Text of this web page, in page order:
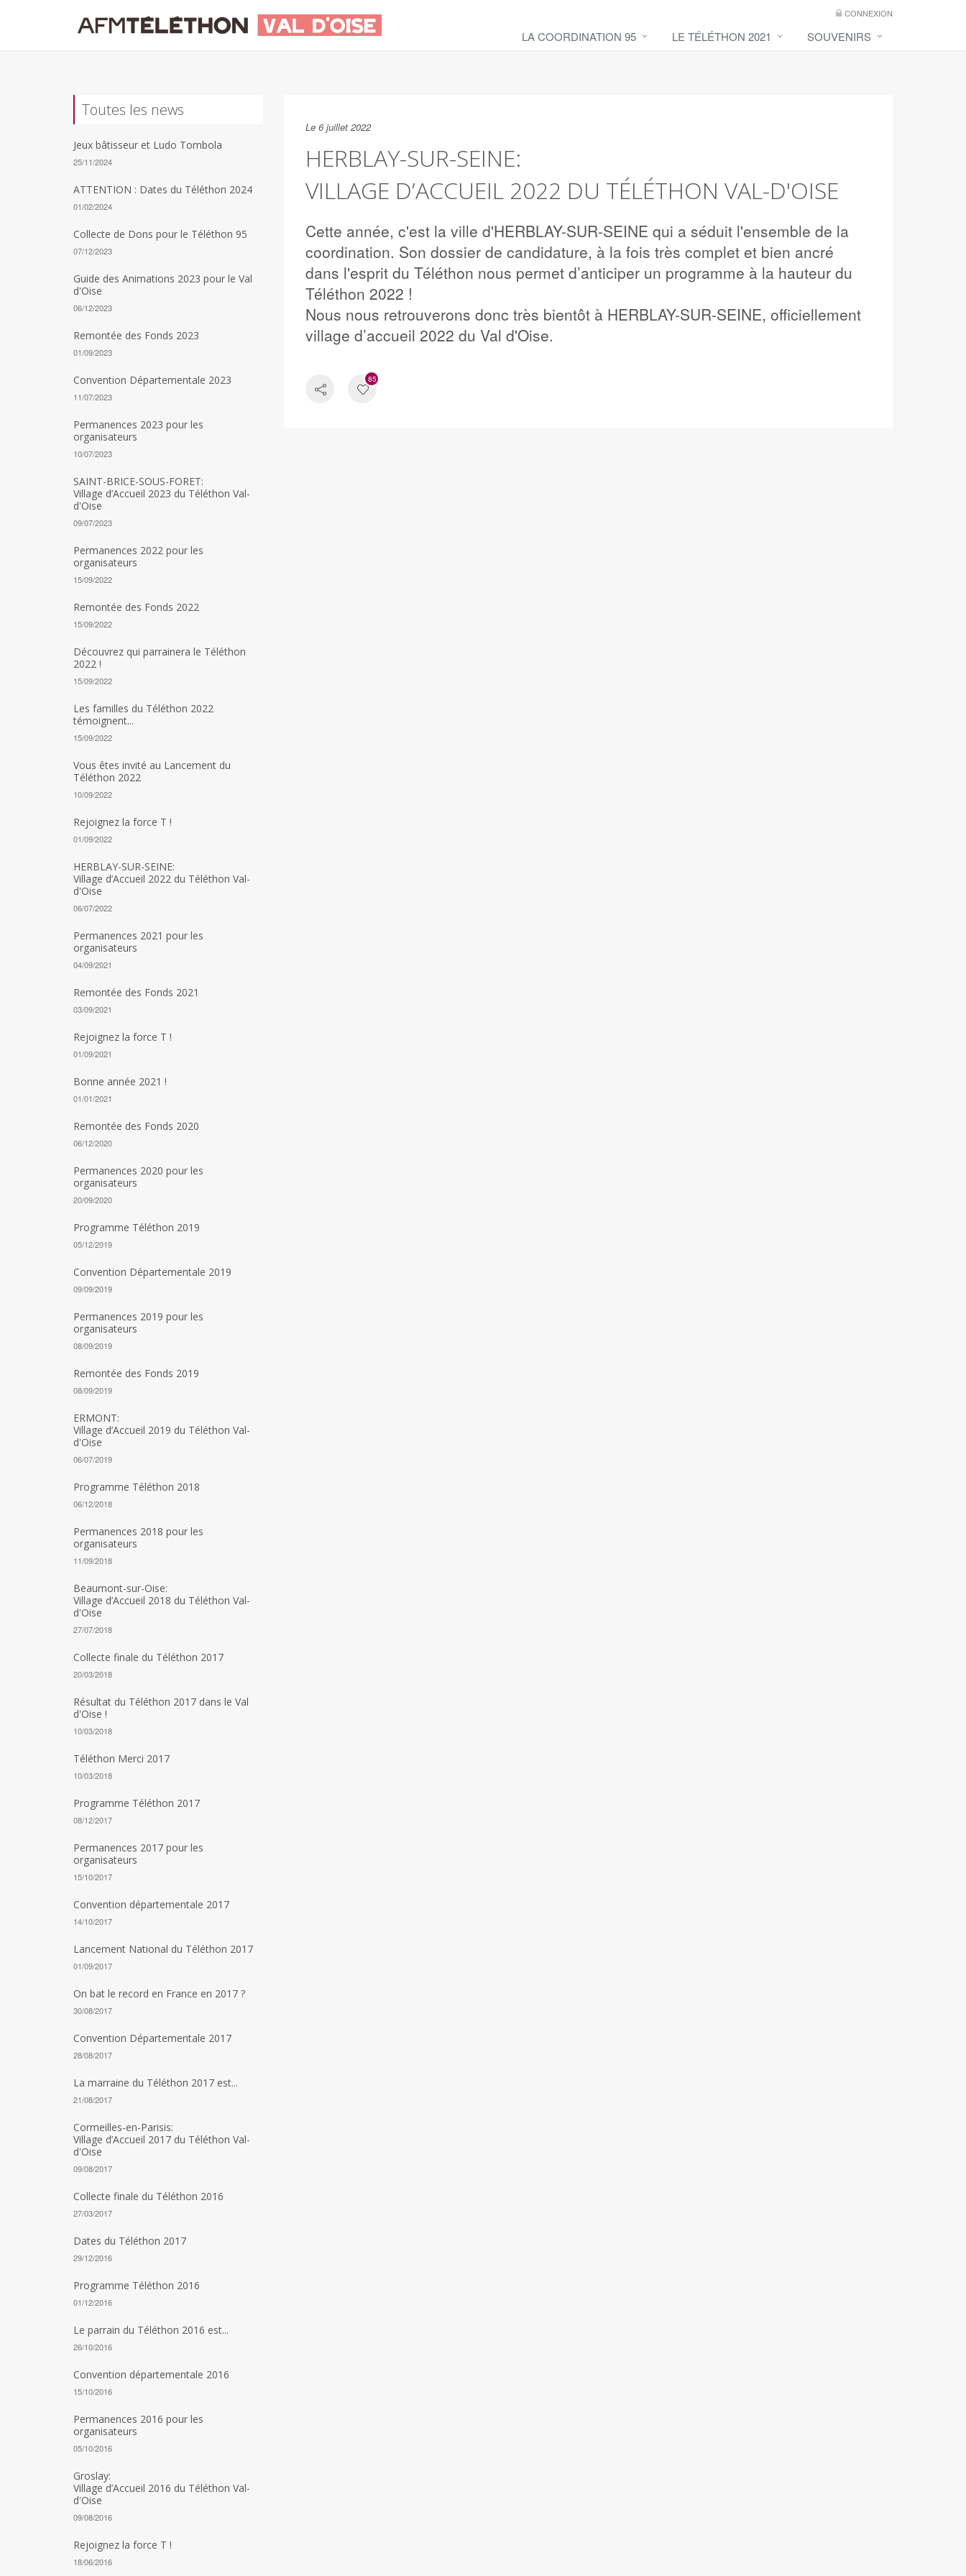
CONNEXION
LA COORDINATION 95 LE TÉLÉTHON 2021 SOUVENIRS
Toutes les news
Jeux bâtisseur et Ludo Tombola
25/11/2024
ATTENTION : Dates du Téléthon 2024
01/02/2024
Collecte de Dons pour le Téléthon 95
07/12/2023
Guide des Animations 2023 pour le Val
d'Oise
06/12/2023
Remontée des Fonds 2023
01/09/2023
Convention Départementale 2023
11/07/2023
Permanences 2023 pour les
organisateurs
10/07/2023
SAINT-BRICE-SOUS-FORET:
Village d’Accueil 2023 du Téléthon Val-
d'Oise
09/07/2023
Permanences 2022 pour les
organisateurs
15/09/2022
Remontée des Fonds 2022
15/09/2022
Découvrez qui parrainera le Téléthon
2022 !
15/09/2022
Les familles du Téléthon 2022
témoignent...
15/09/2022
Vous êtes invité au Lancement du
Téléthon 2022
10/09/2022
Rejoignez la force T !
01/09/2022
HERBLAY-SUR-SEINE:
Village d’Accueil 2022 du Téléthon Val-
d'Oise
06/07/2022
Permanences 2021 pour les
organisateurs
04/09/2021
Remontée des Fonds 2021
03/09/2021
Rejoignez la force T !
01/09/2021
Bonne année 2021 !
01/01/2021
Remontée des Fonds 2020
06/12/2020
Permanences 2020 pour les
organisateurs
20/09/2020
Programme Téléthon 2019
05/12/2019
Convention Départementale 2019
09/09/2019
Permanences 2019 pour les
organisateurs
08/09/2019
Remontée des Fonds 2019
08/09/2019
ERMONT:
Village d’Accueil 2019 du Téléthon Val-
d'Oise
06/07/2019
Programme Téléthon 2018
06/12/2018
Permanences 2018 pour les
organisateurs
11/09/2018
Beaumont-sur-Oise:
Village d’Accueil 2018 du Téléthon Val-
d'Oise
27/07/2018
Collecte finale du Téléthon 2017
20/03/2018
Résultat du Téléthon 2017 dans le Val
d'Oise !
10/03/2018
Téléthon Merci 2017
10/03/2018
Programme Téléthon 2017
08/12/2017
Permanences 2017 pour les
organisateurs
15/10/2017
Convention départementale 2017
14/10/2017
Lancement National du Téléthon 2017
01/09/2017
On bat le record en France en 2017 ?
30/08/2017
Convention Départementale 2017
28/08/2017
La marraine du Téléthon 2017 est...
21/08/2017
Cormeilles-en-Parisis:
Village d’Accueil 2017 du Téléthon Val-
d'Oise
09/08/2017
Collecte finale du Téléthon 2016
27/03/2017
Dates du Téléthon 2017
29/12/2016
Programme Téléthon 2016
01/12/2016
Le parrain du Téléthon 2016 est...
26/10/2016
Convention départementale 2016
15/10/2016
Permanences 2016 pour les
organisateurs
05/10/2016
Groslay:
Village d’Accueil 2016 du Téléthon Val-
d'Oise
09/08/2016
Rejoignez la force T !
18/06/2016
Le 6 juillet 2022
HERBLAY-SUR-SEINE:
VILLAGE D’ACCUEIL 2022 DU TÉLÉTHON VAL-D'OISE
Cette année, c'est la ville d'HERBLAY-SUR-SEINE qui a séduit l'ensemble de la
coordination. Son dossier de candidature, à la fois très complet et bien ancré
dans l'esprit du Téléthon nous permet d’anticiper un programme à la hauteur du
Téléthon 2022 !
Nous nous retrouverons donc très bientôt à HERBLAY-SUR-SEINE, officiellement
village d’accueil 2022 du Val d'Oise.
851